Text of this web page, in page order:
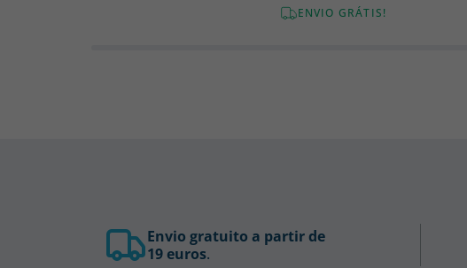
ENVIO GRÁTIS!
Envio gratuito a partir de
19 euros.